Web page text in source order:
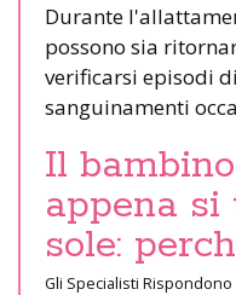
Durante
possono sia
verificarsi episodi
sanguinamenti
Il
appena
sole:
Gli Specialisti Rispondono